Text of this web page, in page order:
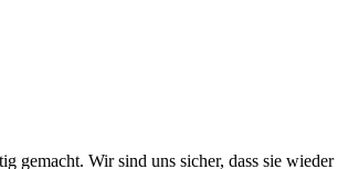
gemacht. Wir sind uns sicher, dass sie wieder